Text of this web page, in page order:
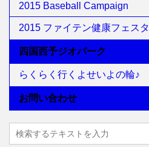
2015 Baseball Campaign
2015 ファイテン健康フェスタ
四国西予ジオパーク
らくらく行くよせいよの輪♪
お問い合わせ